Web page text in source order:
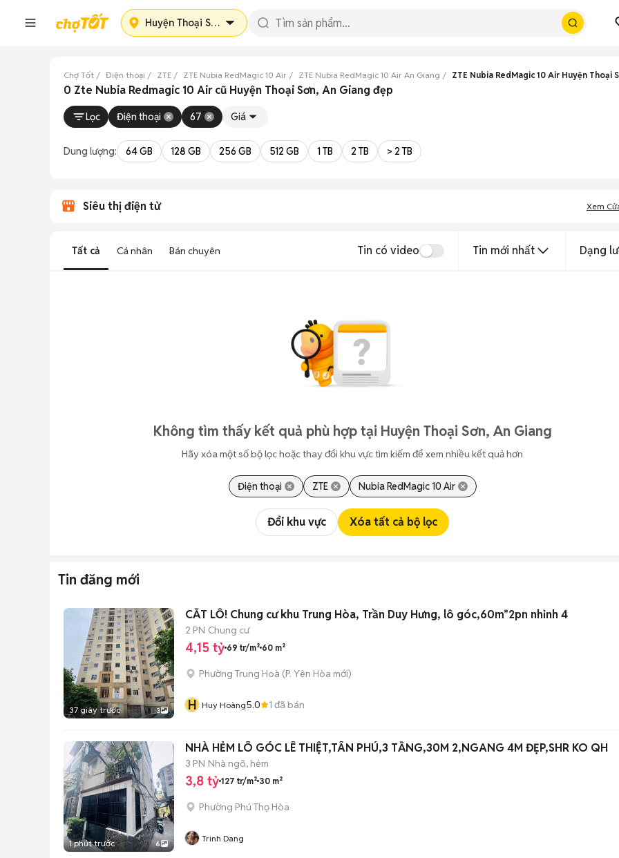
Huyện Thoại Sơn
Chợ Tốt Điện thoại ZTE ZTE Nubia RedMagic 10 Air ZTE Nubia RedMagic 10 Air An Giang ZTE Nubia RedMagic 10 Air Huyện Thoại
0 Zte Nubia Redmagic 10 Air cũ Huyện Thoại Sơn, An Giang đẹp
Lọc Điện thoại 67 Giá
Dung lượng: 64 GB 128 GB 256 GB 512 GB 1 TB 2 TB > 2 TB
Siêu thị điện tử Xem
Tất cả Cá nhân Bán chuyên Tin có video Tin mới nhất Dạng
Không tìm thấy kết quả phù hợp tại Huyện Thoại Sơn, An Giang
Hãy xóa một số bộ lọc hoặc thay đổi khu vực tìm kiếm để xem nhiều kết quả hơn
Điện thoại ZTE Nubia RedMagic 10 Air
Đổi khu vực Xóa tất cả bộ lọc
Tin đăng mới
37 giây trước 3
CẮT LỖ! Chung cư khu Trung Hòa, Trần Duy Hưng, lô góc,60m*2pn nhỉnh 4
2 PN Chung cư
4,15 tỷ 69 tr/m² 60 m²
Phường Trung Hoà (P. Yên Hòa mới)
H Huy Hoàng5.0 1 đã bán
1 phút trước 6
NHÀ HẺM LÔ GÓC LÊ THIỆT,TÂN PHÚ,3 TẦNG,30M 2,NGANG 4M ĐẸP,SHR KO QH
3 PN Nhà ngõ, hẻm
3,8 tỷ 127 tr/m² 30 m²
Phường Phú Thọ Hòa
Trinh Dang